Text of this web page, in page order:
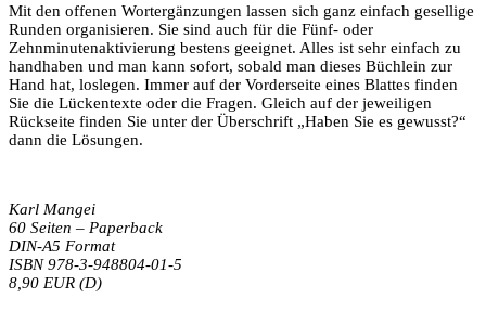
Mit den offenen Wortergänzungen lassen sich ganz einfach gesellige
Runden organisieren. Sie sind auch für die Fünf- oder
Zehnminutenaktivierung bestens geeignet. Alles ist sehr einfach zu
handhaben und man kann sofort, sobald man dieses Büchlein zur
Hand hat, loslegen. Immer auf der Vorderseite eines Blattes finden
Sie die Lückentexte oder die Fragen. Gleich auf der jeweiligen
Rückseite finden Sie unter der Überschrift „Haben Sie es gewusst?“
dann die Lösungen.
Karl Mangei
60 Seiten – Paperback
DIN-A5 Format
ISBN 978-3-948804-01-5
8,90 EUR (D)